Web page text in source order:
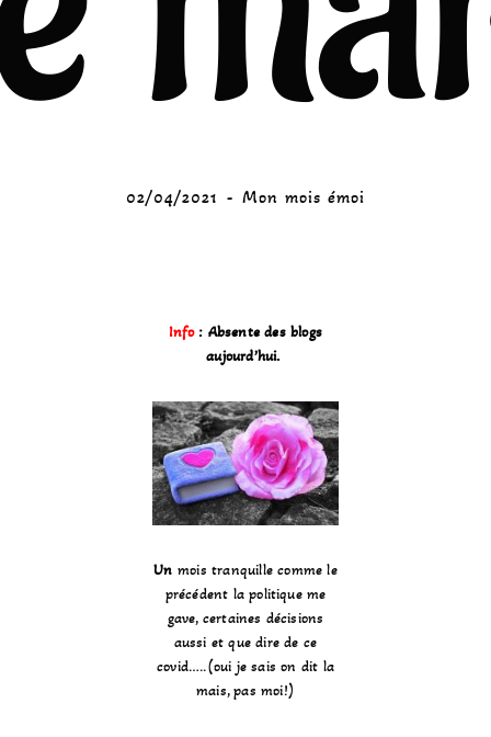
02/04/2021 Mon mois émoi
Info: Absente des blogs
aujourd’hui.
Un mois tranquille comme le
précédent la politique me
gave, certaines décisions
aussi et que dire de ce
covid…..(oui je sais on dit la
mais, pas moi!)